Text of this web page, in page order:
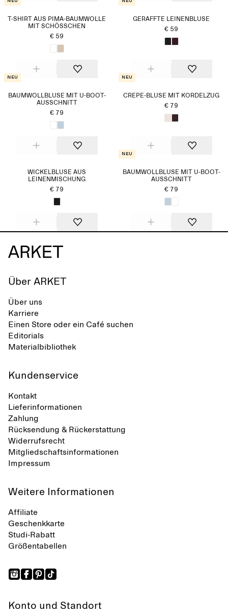
T-SHIRT AUS PIMA-BAUMWOLLE
MIT SCHÖSSCHEN
€ 59
GERAFFTE LEINENBLUSE
€ 59
Neu
BAUMWOLLBLUSE MIT U-BOOT-
AUSSCHNITT
€ 79
Neu
CREPE-BLUSE MIT KORDELZUG
€ 79
WICKELBLUSE AUS
LEINENMISCHUNG
€ 79
Neu
BAUMWOLLBLUSE MIT U-BOOT-
AUSSCHNITT
€ 79
Über ARKET
Über uns
Karriere
Einen Store oder ein Café suchen
Editorials
Materialbibliothek
Kundenservice
Kontakt
Lieferinformationen
Zahlung
Rücksendung & Rückerstattung
Widerrufsrecht
Mitgliedschaftsinformationen
Impressum
Weitere Informationen
Affiliate
Geschenkkarte
Studi-Rabatt
Größentabellen
Konto und Standort